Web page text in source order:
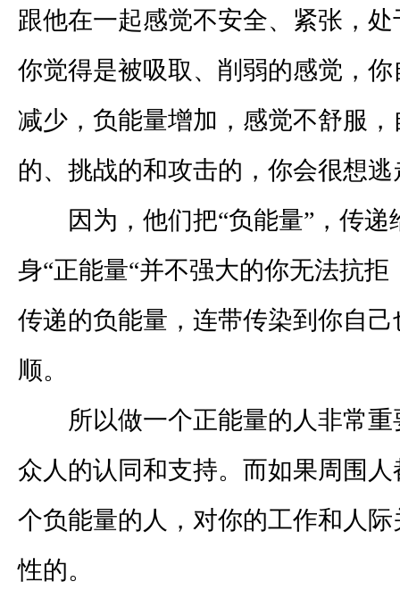
跟他在一起感觉不安全、紧张，
你觉得是被吸取、削弱的感觉，
减少，负能量增加，感觉不舒服
的、挑战的和攻击的，你会很想逃
因为，他们把“负能量”，传递
身“正能量“并不强大的你无法抗拒
传递的负能量，连带传染到你自
顺。
所以做一个正能量的人非常重
众人的认同和支持。而如果周围
个负能量的人，对你的工作和人
性的。